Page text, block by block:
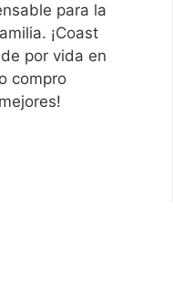
para la
¡Coast
por vida en
compro